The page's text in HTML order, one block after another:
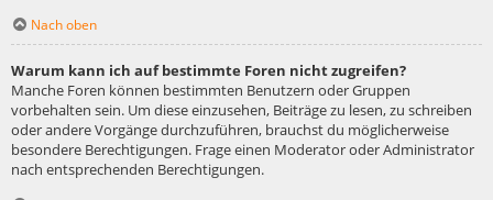
Nach oben
Warum kann ich auf bestimmte Foren nicht zugreifen?
Manche Foren können bestimmten Benutzern oder Gruppen
vorbehalten sein. Um diese einzusehen, Beiträge zu lesen, zu schreiben
oder andere Vorgänge durchzuführen, brauchst du möglicherweise
besondere Berechtigungen. Frage einen Moderator oder Administrator
nach entsprechenden Berechtigungen.